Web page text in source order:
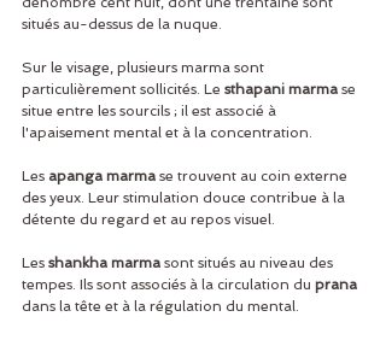
situés au-dessus de la nuque.
Sur le visage, plusieurs marma sont
particulièrement sollicités. Le sthapani marma se
situe entre les sourcils ; il est associé à
l'apaisement mental et à la concentration.
Les apanga marma se trouvent au coin externe
des yeux. Leur stimulation douce contribue à la
détente du regard et au repos visuel.
Les shankha marma sont situés au niveau des
tempes. Ils sont associés à la circulation du prana
dans la tête et à la régulation du mental.